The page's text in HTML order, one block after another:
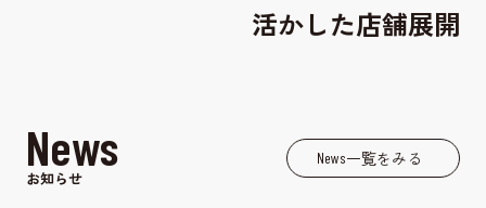
活かした店舗展開
News
お知らせ
News一覧をみる